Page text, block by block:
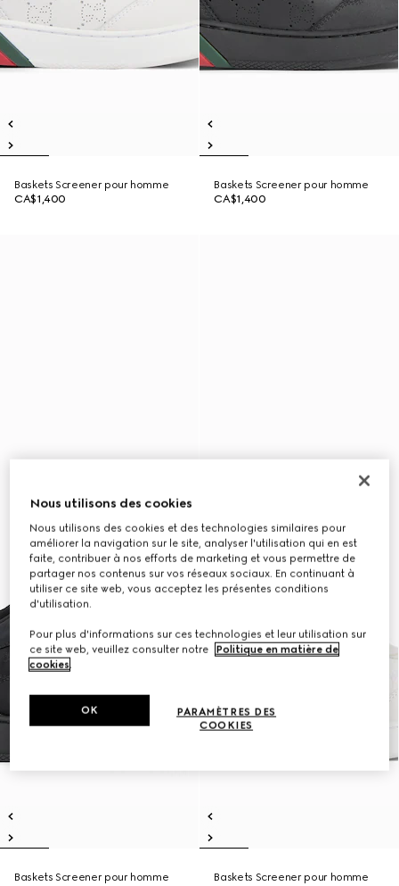
Baskets Screener pour homme
CA$1,400
Baskets Screener pour homme
CA$1,400
Baskets Screener pour homme
Baskets Screener pour homme
Nous utilisons des cookies
Nous utilisons des cookies et des technologies similaires pour
améliorer la navigation sur le site, analyser l'utilisation qui en est
faite, contribuer à nos efforts de marketing et vous permettre de
partager nos contenus sur vos réseaux sociaux. En continuant à
utiliser ce site web, vous acceptez les présentes conditions
d'utilisation.
Pour plus d'informations sur ces technologies et leur utilisation sur
ce site web, veuillez consulter notre
Politique en matière de
cookies.
PARAMÈTRES DES
COOKIES
OK